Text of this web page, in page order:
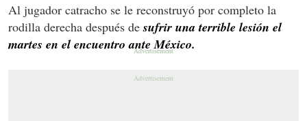
Al jugador catracho se le reconstruyó por completo la
rodilla derecha después desufrir una terrible lesión el
martes en el encuentro ante México.